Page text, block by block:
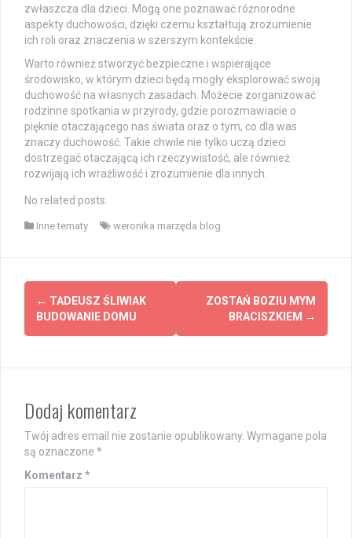
zwłaszcza dla dzieci. Mogą one poznawać różnorodne
aspekty duchowości, dzięki czemu kształtują zrozumienie
ich roli oraz znaczenia w szerszym kontekście.
Warto również stworzyć bezpieczne i wspierające
środowisko, w którym dzieci będą mogły eksplorować swoją
duchowość na własnych zasadach. Możecie zorganizować
rodzinne spotkania w przyrody, gdzie porozmawiacie o
pięknie otaczającego nas świata oraz o tym, co dla was
znaczy duchowość. Takie chwile nie tylko uczą dzieci
dostrzegać otaczającą ich rzeczywistość, ale również
rozwijają ich wrażliwość i zrozumienie dla innych.
No related posts.
Inne tematy weronika marzęda blog
Post
navigation
← TADEUSZ ŚLIWIAK
BUDOWANIE DOMU
ZOSTAŃ BOZIU MYM
BRACISZKIEM →
Dodaj komentarz
Twój adres email nie zostanie opublikowany. Wymagane pola
są oznaczone *
Komentarz *